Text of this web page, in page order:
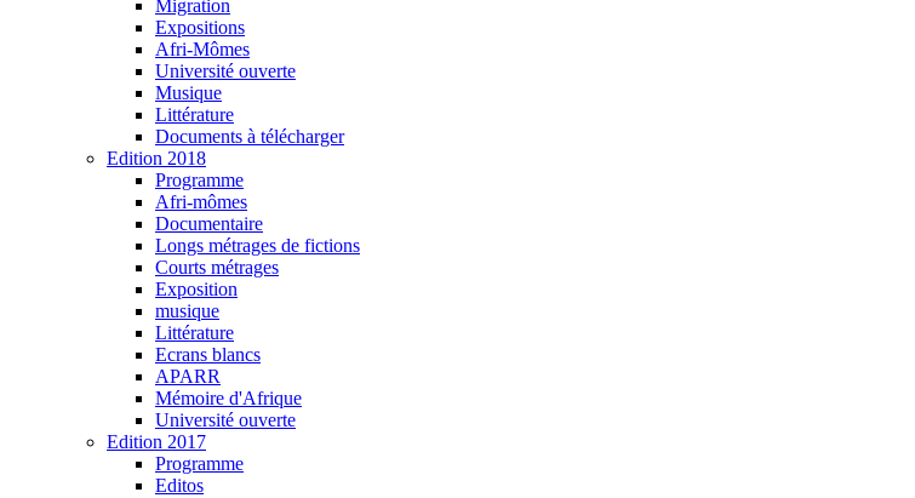
Migration
Expositions
Afri-Mômes
Université ouverte
Musique
Littérature
Documents à télécharger
Edition 2018
Programme
Afri-mômes
Documentaire
Longs métrages de fictions
Courts métrages
Exposition
musique
Littérature
Ecrans blancs
APARR
Mémoire d'Afrique
Université ouverte
Edition 2017
Programme
Editos